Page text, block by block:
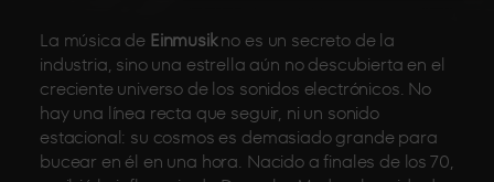
La música de Einmusikno es un secreto de la
industria, sino una estrella aún no descubierta en el
creciente universo de los sonidos electrónicos. No
hay una línea recta que seguir, ni un sonido
estacional: su cosmos es demasiado grande para
bucear en él en una hora. Nacido a finales de los 70,